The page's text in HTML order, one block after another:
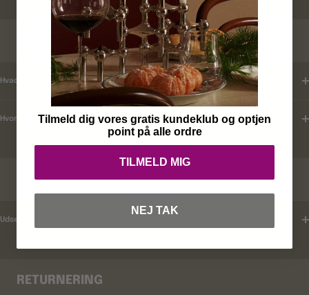
KUNDEKLUB
Hvad er mine fordele ?
Hvordan tilmelder jeg mig ?
RABATKODER
Udsender i rabatkoder ?
RETURNERING
Tilmeld dig vores gratis kundeklub og optjen
point på alle ordre
TILMELD MIG
NEJ TAK